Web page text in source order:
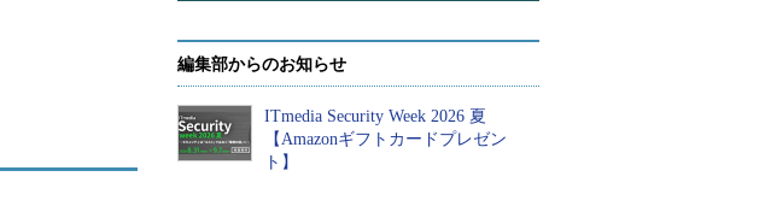
編集部からのお知らせ
ITmedia Security Week 2026 夏
【Amazonギフトカードプレゼン
ト】